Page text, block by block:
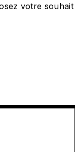
votre souhait